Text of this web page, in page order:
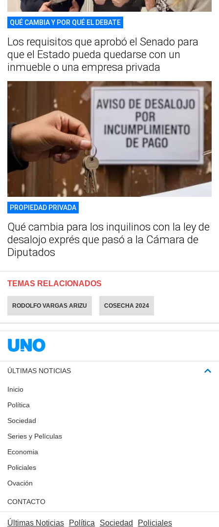
QUÉ CAMBIA Y POR QUÉ EL DEBATE
Los requisitos que aprobó el Senado para
que el Estado pueda quedarse con un
inmueble o una empresa privada
PROPIEDAD PRIVADA
Qué cambia para los inquilinos con la ley de
desalojo exprés que pasó a la Cámara de
Diputados
TEMAS RELACIONADOS
RODOLFO VARGAS ARIZU COSECHA 2024
ÚLTIMAS NOTICIAS
Inicio
Política
Sociedad
Series y Películas
Economia
Policiales
Ovación
CONTACTO
Últimas Noticias Política Sociedad Policiales